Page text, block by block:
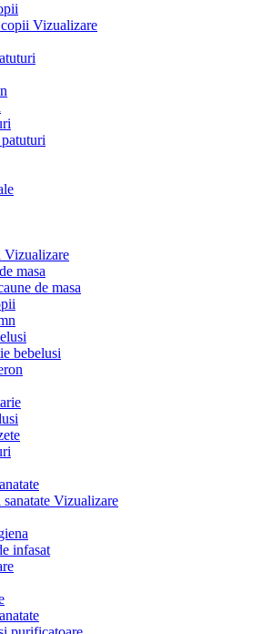
Vizualizare
Vizualizare
masa
de masa
bebelusi
Vizualizare
infasat